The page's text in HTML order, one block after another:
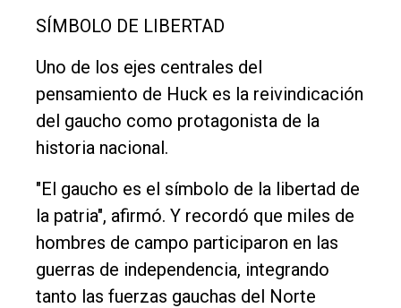
SÍMBOLO DE LIBERTAD
Uno de los ejes centrales del
pensamiento de Huck es la reivindicación
del gaucho como protagonista de la
historia nacional.
"El gaucho es el símbolo de la libertad de
la patria", afirmó. Y recordó que miles de
hombres de campo participaron en las
guerras de independencia, integrando
tanto las fuerzas gauchas del Norte